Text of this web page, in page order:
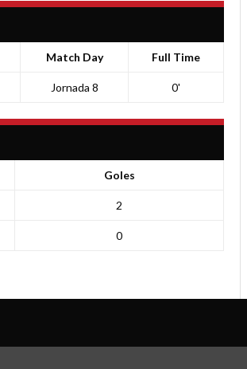
Match Day Full Time
Jornada 8 0'
Goles
2
0